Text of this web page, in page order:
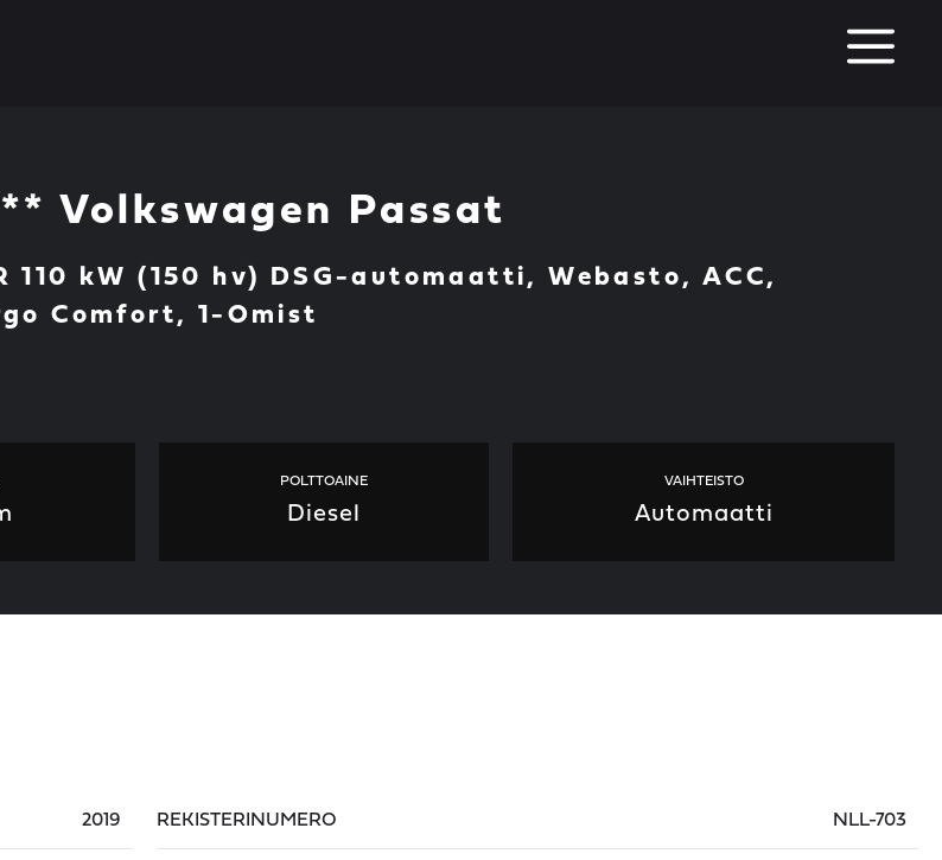
Volkswagen Passat
kW (150 hv) DSG-automaatti, Webasto, ACC,
Comfort, 1-Omist
POLTTOAINE
Diesel
VAIHTEISTO
Automaatti
2019 REKISTERINUMERO NLL-703